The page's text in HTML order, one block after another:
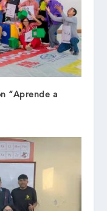
“Aprende a